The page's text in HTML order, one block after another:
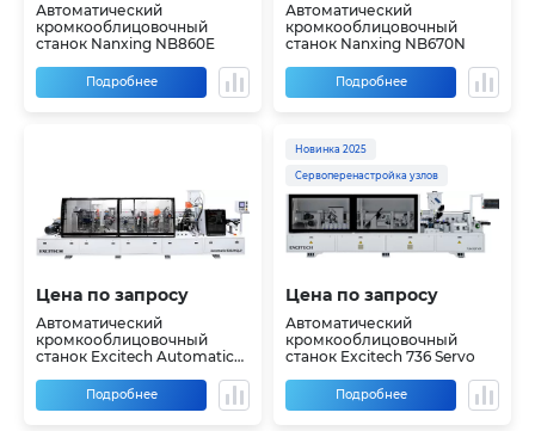
Автоматический
кромкооблицовочный
станок Nanxing NB860E
Подробнее
Автоматический
кромкооблицовочный
станок Nanxing NB670N
Подробнее
Цена по запросу
Автоматический
кромкооблицовочный
станок Excitech Automatic
Подробнее
Новинка 2025
Сервоперенастройка узлов
Цена по запросу
Автоматический
кромкооблицовочный
станок Excitech 736 Servo
Подробнее